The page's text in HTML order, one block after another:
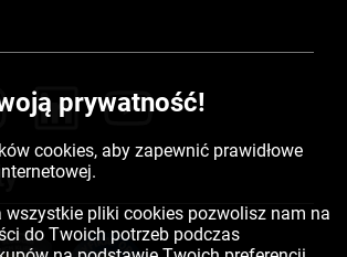
prywatność!
cookies, aby zapewnić prawidłowe
wszystkie pliki cookies pozwolisz nam na
do Twoich potrzeb podczas